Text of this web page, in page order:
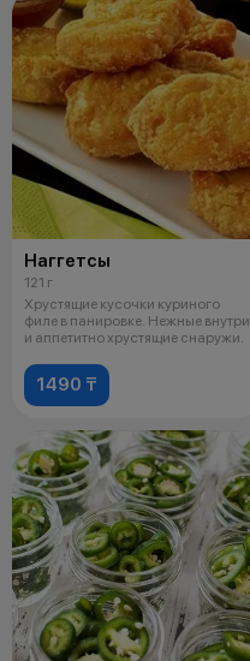
Наггетсы
121 г
Хрустящие кусочки куриного
филе в панировке. Нежные внутри
и аппетитно хрустящие снаружи.
1490 ₸